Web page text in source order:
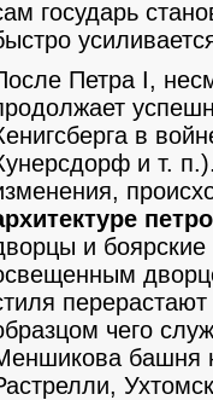
государь
Петра I,
в
и т.
и
чего
башня